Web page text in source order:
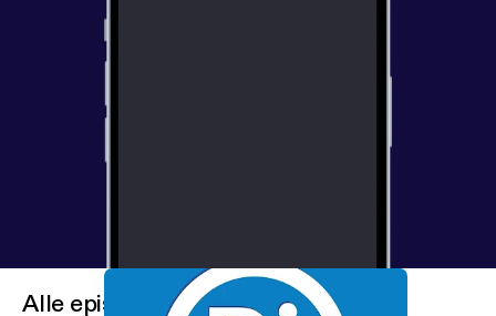
Alle episoder